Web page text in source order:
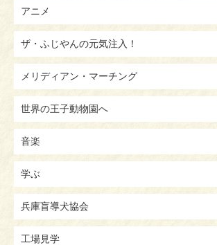
アニメ
ザ・ふじやんの元気注入！
メリディアン・マーチング
世界の王子動物園へ
音楽
学ぶ
兵庫盲導犬協会
工場見学